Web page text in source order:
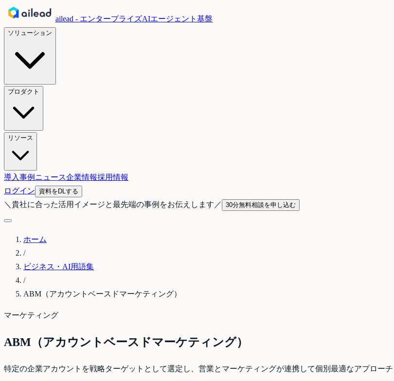
ailead - エンタープライズAIエージェント基盤
ソリューション
プロダクト
リソース
導入事例 ニュース企業情報採用情報
ログイン
資料をDLする
＼ 貴社に合った活用イメージと最先端の事例をお伝えします ／ 30分無料相談を申し込む
ホーム
/
ビジネス・AI用語集
/
ABM（アカウントベースドマーケティング）
マーケティング
ABM（アカウントベースドマーケティング）
特定の企業アカウントを戦略ターゲットとして選定し、営業とマーケティングが連携して個別最適なアプロー